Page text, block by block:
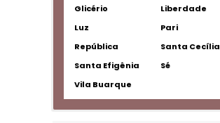
Glicério
Liberdade
Luz
Pari
República
Santa Cecília
Santa Efigênia
Sé
Vila Buarque